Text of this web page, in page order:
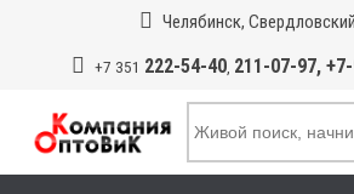
Челябинск,
+7 351 222-54-40, 211-07-97,